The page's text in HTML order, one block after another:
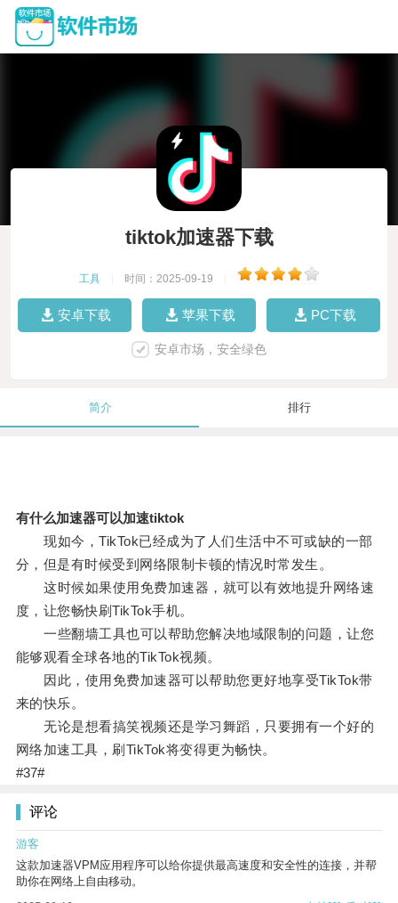
tiktok加速器下载
工具 时间：2025-09-19
安卓下载 苹果下载 PC下载
安卓市场，安全绿色
简介 排行
有什么加速器可以加速tiktok
现如今，TikTok已经成为了人们生活中不可或缺的一部
分，但是有时候受到网络限制卡顿的情况时常发生。
这时候如果使用免费加速器，就可以有效地提升网络速
度，让您畅快刷TikTok手机。
一些翻墙工具也可以帮助您解决地域限制的问题，让您
能够观看全球各地的TikTok视频。
因此，使用免费加速器可以帮助您更好地享受TikTok带
来的快乐。
无论是想看搞笑视频还是学习舞蹈，只要拥有一个好的
网络加速工具，刷TikTok将变得更为畅快。
#37#
评论
游客
这款加速器VPM应用程序可以给你提供最高速度和安全性的连接，并帮
助你在网络上自由移动。